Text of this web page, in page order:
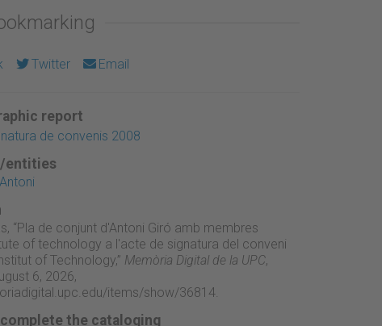
Twitter Email
report
de convenis 2008
entities
“Pla de conjunt d'Antoni Giró amb membres
of technology a l'acte de signatura del conveni
of Technology,” Memòria Digital de la UPC,
6, 2026,
items/show/36814.
the cataloging